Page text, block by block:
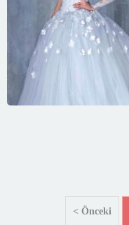
< Önceki